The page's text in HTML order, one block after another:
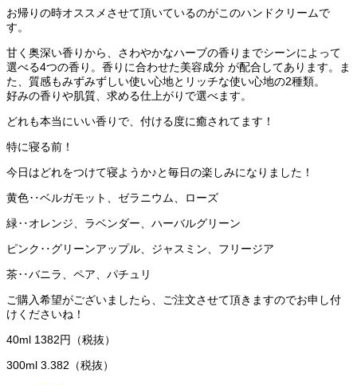
お帰りの時オススメさせて頂いているのがこのハンドクリームで
す。
甘く奥深い香りから、さわやかなハーブの香りまでシーンによって
選べる4つの香り。香りに合わせた美容成分 が配合してあります。ま
た、質感もみずみずしい使い心地とリッチな使い心地の2種類。
好みの香りや肌質、求める仕上がりで選べます。
どれも本当にいい香りで、付ける度に癒されてます！
特に寝る前！
今日はどれをつけて寝ようか♪と毎日の楽しみになりました！
黄色‥ベルガモット、ゼラニウム、ローズ
緑‥オレンジ、ラベンダー、ハーバルグリーン
ピンク‥グリーンアップル、ジャスミン、フリージア
茶‥バニラ、ペア、パチュリ
ご購入希望がございましたら、ご注文させて頂きますのでお申し付
けくださいね！
40ml 1382円（税抜）
300ml 3.382（税抜）